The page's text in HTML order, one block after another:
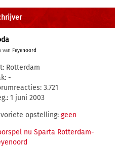
van Feyenoord
Rotterdam
-
3.721
1 juni 2003
opstelling: geen
nu Sparta Rotterdam-